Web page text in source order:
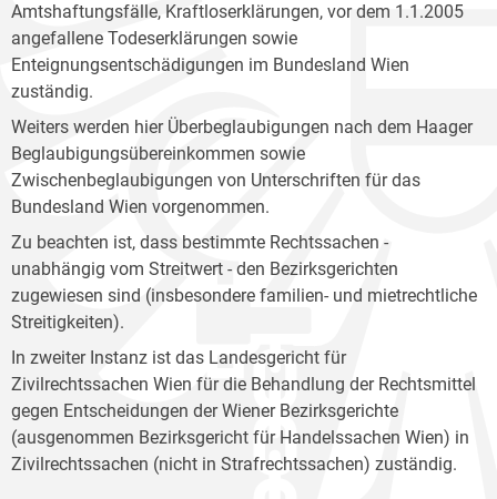
Amtshaftungsfälle, Kraftloserklärungen, vor dem 1.1.2005
angefallene Todeserklärungen sowie
Enteignungsentschädigungen im Bundesland Wien
zuständig.
Weiters werden hier Überbeglaubigungen nach dem Haager
Beglaubigungsübereinkommen sowie
Zwischenbeglaubigungen von Unterschriften für das
Bundesland Wien vorgenommen.
Zu beachten ist, dass bestimmte Rechtssachen -
unabhängig vom Streitwert - den Bezirksgerichten
zugewiesen sind (insbesondere familien- und mietrechtliche
Streitigkeiten).
In zweiter Instanz ist das Landesgericht für
Zivilrechtssachen Wien für die Behandlung der Rechtsmittel
gegen Entscheidungen der Wiener Bezirksgerichte
(ausgenommen Bezirksgericht für Handelssachen Wien) in
Zivilrechtssachen (nicht in Strafrechtssachen) zuständig.